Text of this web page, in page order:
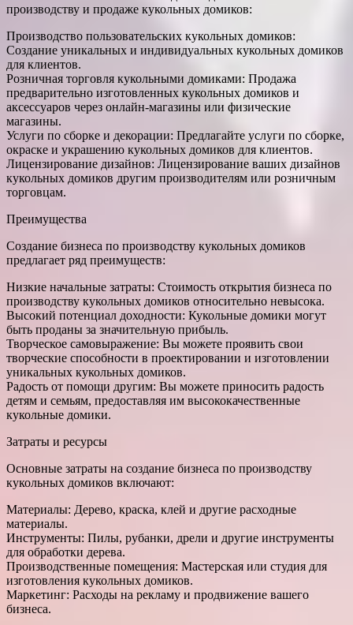
производству и продаже кукольных домиков:
Производство пользовательских кукольных домиков:
Создание уникальных и индивидуальных кукольных домиков
для клиентов.
Розничная торговля кукольными домиками: Продажа
предварительно изготовленных кукольных домиков и
аксессуаров через онлайн-магазины или физические
магазины.
Услуги по сборке и декорации: Предлагайте услуги по сборке,
окраске и украшению кукольных домиков для клиентов.
Лицензирование дизайнов: Лицензирование ваших дизайнов
кукольных домиков другим производителям или розничным
торговцам.
Преимущества
Создание бизнеса по производству кукольных домиков
предлагает ряд преимуществ:
Низкие начальные затраты: Стоимость открытия бизнеса по
производству кукольных домиков относительно невысока.
Высокий потенциал доходности: Кукольные домики могут
быть проданы за значительную прибыль.
Творческое самовыражение: Вы можете проявить свои
творческие способности в проектировании и изготовлении
уникальных кукольных домиков.
Радость от помощи другим: Вы можете приносить радость
детям и семьям, предоставляя им высококачественные
кукольные домики.
Затраты и ресурсы
Основные затраты на создание бизнеса по производству
кукольных домиков включают:
Материалы: Дерево, краска, клей и другие расходные
материалы.
Инструменты: Пилы, рубанки, дрели и другие инструменты
для обработки дерева.
Производственные помещения: Мастерская или студия для
изготовления кукольных домиков.
Маркетинг: Расходы на рекламу и продвижение вашего
бизнеса.